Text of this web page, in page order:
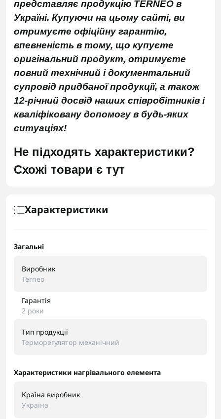
представляє продукцію TERNEO в
Україні. Купуючи на цьому сайті, ви
отримуєте офіційну гарантію,
впевненість в тому, що купуєте
оригінальний продукт, отримуєте
повний технічний і документальний
супровід придбаної продукції, а також
12-річний досвід наших співробітників і
кваліфіковану допомогу в будь-яких
ситуаціях!
Не підходять характеристики?
Схожі товари є тут
Характеристики
Загальні
Виробник
Terneo
Гарантія
2 роки
Тип продукції
Терморегулятор механічний
Характеристики нагрівального елемента
Країна виробник
Україна